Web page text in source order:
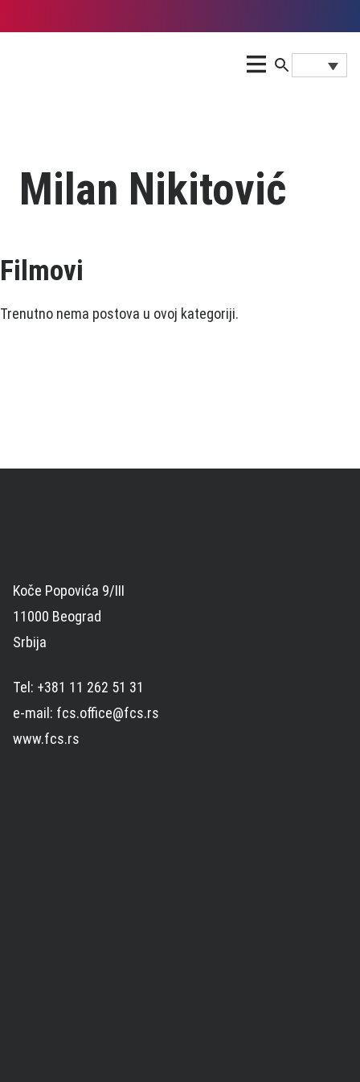
Milan Nikitović
Filmovi
Trenutno nema postova u ovoj kategoriji.
Koče Popovića 9/III
11000 Beograd
Srbija
Tel: +381 11 262 51 31
e-mail: fcs.office@fcs.rs
www.fcs.rs